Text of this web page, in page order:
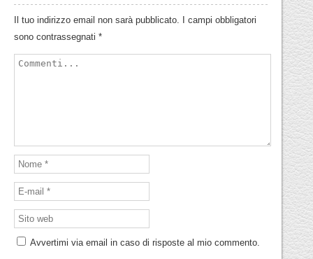
Il tuo indirizzo email non sarà pubblicato. I campi obbligatori
sono contrassegnati*
Avvertimi via email in caso di risposte al mio commento.